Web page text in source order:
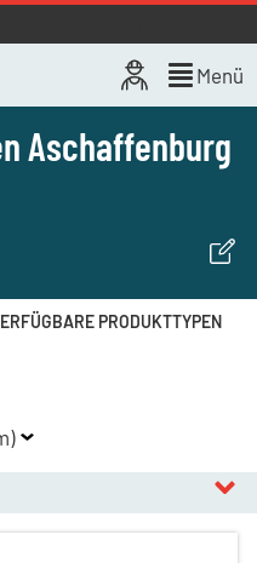
Menü
Aschaffenburg
PRODUKTTYPEN